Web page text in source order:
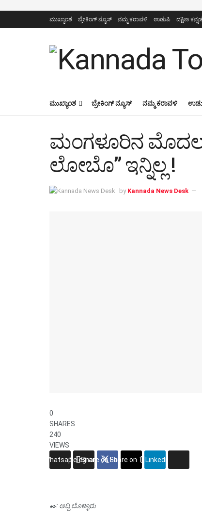
ಮುಖ್ಯಾಂಶ ಬ್ರೇಕಿಂಗ್ ನ್ಯೂಸ್ ನಮ್ಮ ಕರಾವಳಿ ಉಡುಪಿ ದಕ್ಷಿಣ ಕನ್ನಡ
ಮುಖ್ಯಾಂಶ ಬ್ರೇಕಿಂಗ್ ನ್ಯೂಸ್ ನಮ್ಮ ಕರಾವಳಿ
ಮಂಗಳೂರಿನ
ಲೋಬೊ” ಇನ್ನಿಲ್ಲ !
by Kannada News Desk
0
SHARES
240
VIEWS
WhatsappTelegram
Share on Facebook
Share on Twitter
Linkedin
✒️: ಅದ್ದಿ ಬೊಳ್ಳೂರು